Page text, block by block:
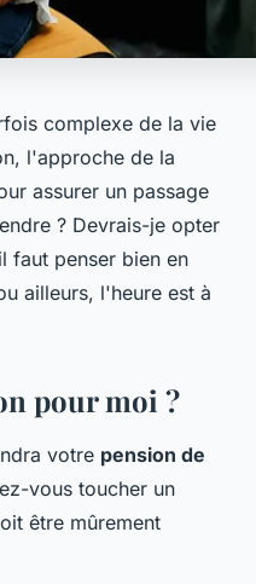
complexe de la vie
l'approche de la
assurer un passage
? Devrais-je opter
faut penser bien en
ailleurs, l'heure est à
pour moi ?
votre pension de
vous toucher un
être mûrement